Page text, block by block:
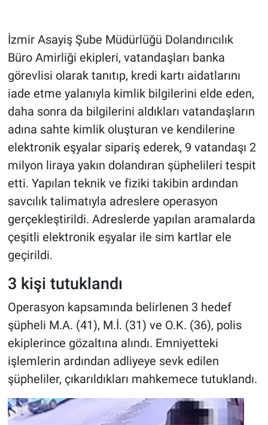
İzmir Asayiş Şube Müdürlüğü Dolandırıcılık
Büro Amirliği ekipleri, vatandaşları banka
görevlisi olarak tanıtıp, kredi kartı aidatlarını
iade etme yalanıyla kimlik bilgilerini elde eden,
daha sonra da bilgilerini aldıkları vatandaşların
adına sahte kimlik oluşturan ve kendilerine
elektronik eşyalar sipariş ederek, 9 vatandaşı 2
milyon liraya yakın dolandıran şüphelileri tespit
etti. Yapılan teknik ve fiziki takibin ardından
savcılık talimatıyla adreslere operasyon
gerçekleştirildi. Adreslerde yapılan aramalarda
çeşitli elektronik eşyalar ile sim kartlar ele
geçirildi.
3 kişi tutuklandı
Operasyon kapsamında belirlenen 3 hedef
şüpheli M.A. (41), M.İ. (31) ve O.K. (36), polis
ekiplerince gözaltına alındı. Emniyetteki
işlemlerin ardından adliyeye sevk edilen
şüpheliler, çıkarıldıkları mahkemece tutuklandı.